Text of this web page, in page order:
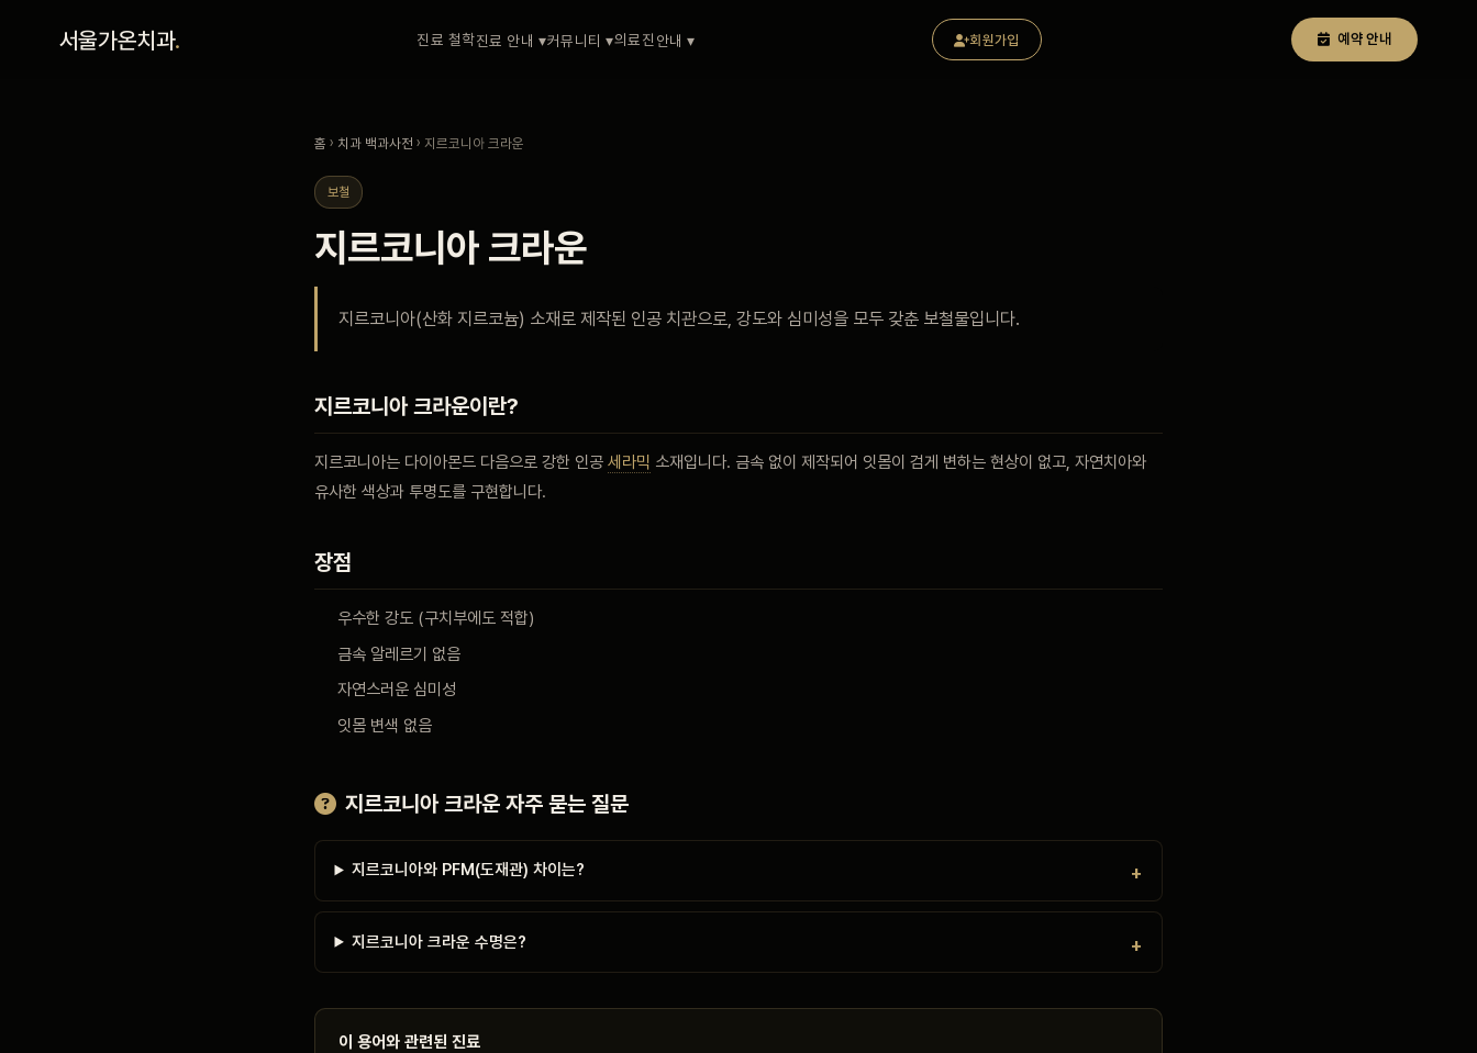
서울가온치과. 진료 철학진료 안내 ▾커뮤니티 ▾의료진 안내 ▾ 회원가입 예약 안내
치과 백과사전
자주 묻는 질문
회원가입 / 로그인
홈 › 치과 백과사전 › 지르코니아 크라운
보철
지르코니아 크라운
지르코니아(산화 지르코늄) 소재로 제작된 인공 치관으로, 강도와 심미성을 모두 갖춘 보철물입니다.
지르코니아 크라운이란?
지르코니아는 다이아몬드 다음으로 강한 인공 세라믹 소재입니다. 금속 없이 제작되어 잇몸이 검게 변하는 현상이 없고, 자연치아와
유사한 색상과 투명도를 구현합니다.
장점
우수한 강도 (구치부에도 적합)
금속 알레르기 없음
자연스러운 심미성
잇몸 변색 없음
지르코니아 크라운 자주 묻는 질문
지르코니아와 PFM(도재관) 차이는?
지르코니아 크라운 수명은?
이 용어와 관련된 진료